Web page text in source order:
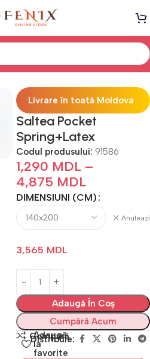
cu arcuri
Livrare în toată Moldova
Saltea Pocket
Spring+Latex
Codul produsului: 91586
1,290 MDL –
4,875 MDL
DIMENSIUNI (CM)
3,565 MDL
Adaugă În Coș
Cumpără Acum
Compară
Adaugă
la
favorite
Distribuie: